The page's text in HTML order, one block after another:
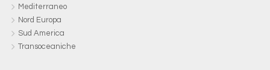
Mediterraneo
Nord Europa
Sud America
Transoceaniche